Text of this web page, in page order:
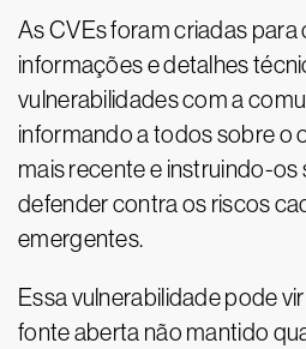
As CVEs foram criadas para
informações e detalhes
vulnerabilidades com a
informando a todos sobre o
mais recente e instruindo-
defender contra os riscos
emergentes.
Essa vulnerabilidade pode
fonte aberta não mantido